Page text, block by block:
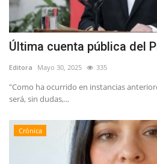
Deporte
Política
Espectáculos
Última cuenta pública del
Editora Mayo 30, 2025 335
"Como ha ocurrido en instancias
será, sin dudas,...
Crónica